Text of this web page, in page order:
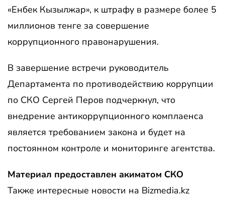
«Енбек Кызылжар», к штрафу в размере более 5
миллионов тенге за совершение
коррупционного правонарушения.
В завершение встречи руководитель
Департамента по противодействию коррупции
по СКО Сергей Перов подчеркнул, что
внедрение антикоррупционного комплаенса
является требованием закона и будет на
постоянном контроле и мониторинге агентства.
Материал предоставлен акиматом СКО
Также интересные новости на Bizmedia.kz